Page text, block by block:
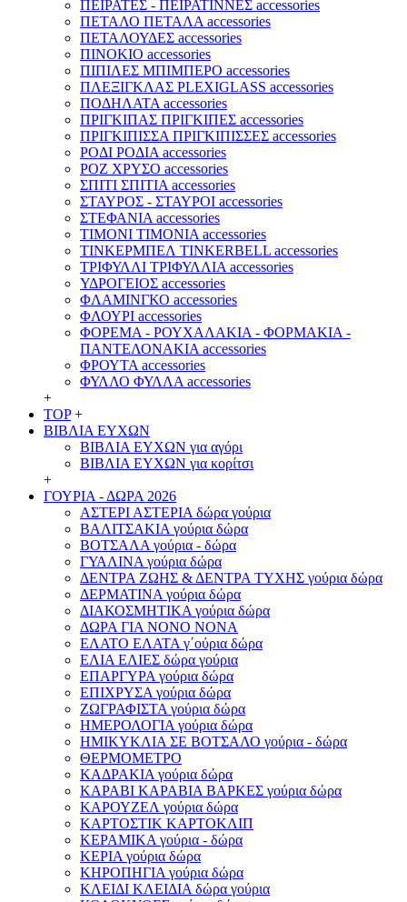
ΠΕΙΡΑΤΕΣ - ΠΕΙΡΑΤΙΝΝΕΣ accessories
ΠΕΤΑΛΟ ΠΕΤΑΛΑ accessories
ΠΕΤΑΛΟΥΔΕΣ accessories
ΠΙΝΟΚΙΟ accessories
ΠΙΠΙΛΕΣ ΜΠΙΜΠΕΡΟ accessories
ΠΛΕΞΙΓΚΛΑΣ PLEXIGLASS accessories
ΠΟΔΗΛΑΤΑ accessories
ΠΡΙΓΚΙΠΑΣ ΠΡΙΓΚΙΠΕΣ accessories
ΠΡΙΓΚΙΠΙΣΣΑ ΠΡΙΓΚΙΠΙΣΣΕΣ accessories
ΡΟΔΙ ΡΟΔΙΑ accessories
ΡΟΖ ΧΡΥΣΟ accessories
ΣΠΙΤΙ ΣΠΙΤΙΑ accessories
ΣΤΑΥΡΟΣ - ΣΤΑΥΡΟΙ accessories
ΣΤΕΦΑΝΙΑ accessories
ΤΙΜΟΝΙ ΤΙΜΟΝΙΑ accessories
ΤΙΝΚΕΡΜΠΕΛ TINKERBELL accessories
ΤΡΙΦΥΛΛΙ ΤΡΙΦΥΛΛΙΑ accessories
ΥΔΡΟΓΕΙΟΣ accessories
ΦΛΑΜΙΝΓΚΟ accessories
ΦΛΟΥΡΙ accessories
ΦΟΡΕΜΑ - ΡΟΥΧΑΛΑΚΙΑ - ΦΟΡΜΑΚΙΑ -
ΠΑΝΤΕΛΟΝΑΚΙΑ accessories
ΦΡΟΥΤΑ accessories
ΦΥΛΛΟ ΦΥΛΛΑ accessories
+
TOP +
ΒΙΒΛΙΑ ΕΥΧΩΝ
ΒΙΒΛΙΑ ΕΥΧΩΝ για αγόρι
ΒΙΒΛΙΑ ΕΥΧΩΝ για κορίτσι
+
ΓΟΥΡΙΑ - ΔΩΡΑ 2026
ΑΣΤΕΡΙ ΑΣΤΕΡΙΑ δώρα γούρια
ΒΑΛΙΤΣΑΚΙΑ γούρια δώρα
ΒΟΤΣΑΛΑ γούρια - δώρα
ΓΥΑΛΙΝΑ γούρια δώρα
ΔΕΝΤΡΑ ΖΩΗΣ & ΔΕΝΤΡΑ ΤΥΧΗΣ γούρια δώρα
ΔΕΡΜΑΤΙΝΑ γούρια δώρα
ΔΙΑΚΟΣΜΗΤΙΚΑ γούρια δώρα
ΔΩΡΑ ΓΙΑ ΝΟΝΟ ΝΟΝΑ
ΕΛΑΤΟ ΕΛΑΤΑ γ΄ούρια δώρα
ΕΛΙΑ ΕΛΙΕΣ δώρα γούρια
ΕΠΑΡΓΥΡΑ γούρια δώρα
ΕΠΙΧΡΥΣΑ γούρια δώρα
ΖΩΓΡΑΦΙΣΤΑ γούρια δώρα
ΗΜΕΡΟΛΟΓΙΑ γούρια δώρα
ΗΜΙΚΥΚΛΙΑ ΣΕ ΒΟΤΣΑΛΟ γούρια - δώρα
ΘΕΡΜΟΜΕΤΡΟ
ΚΑΔΡΑΚΙΑ γούρια δώρα
ΚΑΡΑΒΙ ΚΑΡΑΒΙΑ ΒΑΡΚΕΣ γούρια δώρα
ΚΑΡΟΥΖΕΛ γούρια δώρα
ΚΑΡΤΟΣΤΙΚ ΚΑΡΤΟΚΛΙΠ
ΚΕΡΑΜΙΚΑ γούρια - δώρα
ΚΕΡΙΑ γούρια δώρα
ΚΗΡΟΠΗΓΙΑ γούρια δώρα
ΚΛΕΙΔΙ ΚΛΕΙΔΙΑ δώρα γούρια